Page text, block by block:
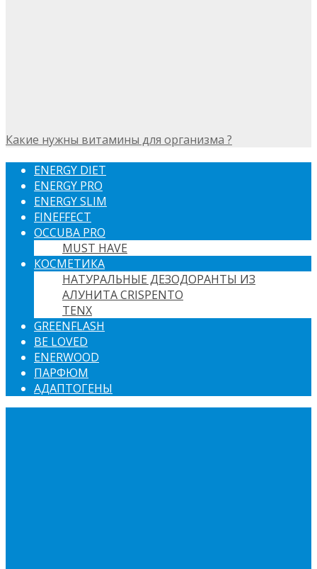
Какие нужны витамины для организма ?
ENERGY DIET
ENERGY PRO
ENERGY SLIM
FINEFFECT
OCCUBA PRO
MUST HAVE
КОСМЕТИКА
НАТУРАЛЬНЫЕ ДЕЗОДОРАНТЫ ИЗ
АЛУНИТА CRISPENTO
TENX
GREENFLASH
BE LOVED
ENERWOOD
ПАРФЮМ
АДАПТОГЕНЫ